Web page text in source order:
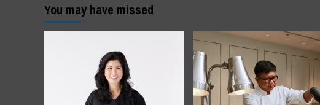
ฟอร์จูน
พนมฯ
สนับสนุน
งาน
บวงสรวง
พญา
ศรี
You may have missed